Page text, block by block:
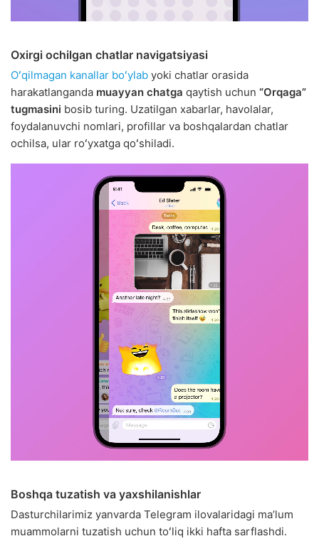
Oxirgi ochilgan chatlar navigatsiyasi
Oʻqilmagan kanallar boʻylab yoki chatlar orasida
harakatlanganda muayyan chatga qaytish uchun “Orqaga”
tugmasini bosib turing. Uzatilgan xabarlar, havolalar,
foydalanuvchi nomlari, profillar va boshqalardan chatlar
ochilsa, ular roʻyxatga qoʻshiladi.
Boshqa tuzatish va yaxshilanishlar
Dasturchilarimiz yanvarda Telegram ilovalaridagi maʼlum
muammolarni tuzatish uchun toʻliq ikki hafta sarflashdi.